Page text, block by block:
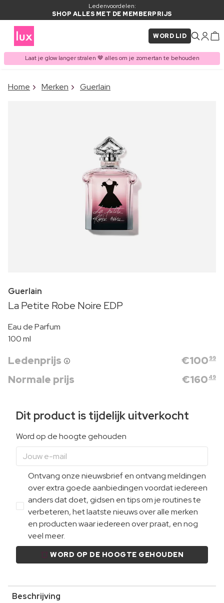
Ledenvoordelen:
SHOP ALLES MET DE MEMBERPRIJS
WORD LID
Laat je glow langer stralen 🤎 alles om je zomertan te behouden
ITEM TOEGEVOEGD AAN
Home Merken Guerlain
Guerlain
La Petite Robe Noire EDP
Eau de Parfum
100 ml
Ledenprijs €100 99
Normale prijs €160 49
Dit product is tijdelijk uitverkocht
Word op de hoogte gehouden
Ontvang onze nieuwsbrief en ontvang meldingen
over extra goede aanbiedingen voordat iedereen
anders dat doet, gidsen en tips om je routines te
verbeteren, het laatste nieuws over alle merken
en producten waar iedereen over praat, en nog
veel meer.
WORD OP DE HOOGTE GEHOUDEN
Beschrijving